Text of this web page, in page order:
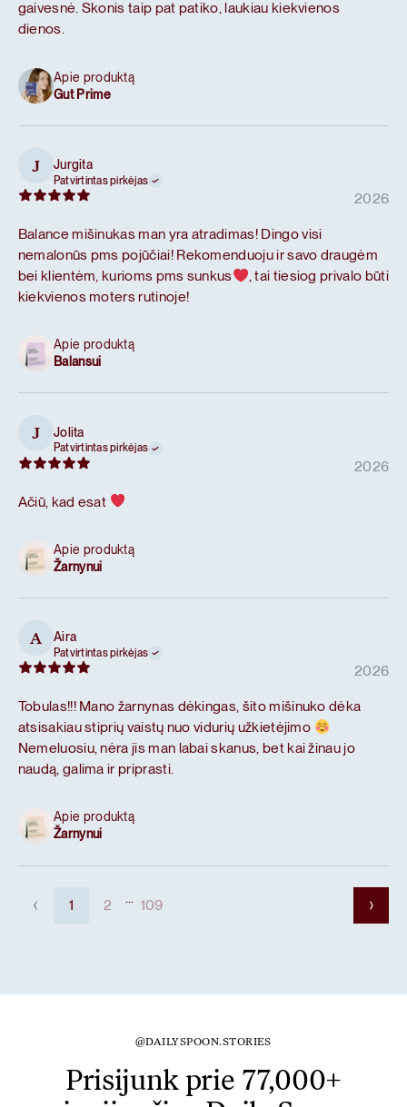
gaivesnė. Skonis taip pat patiko, laukiau kiekvienos
dienos.
Apie produktą
Gut Prime
J Jurgita
Patvirtintas pirkėjas
2026
Balance mišinukas man yra atradimas! Dingo visi
nemalonūs pms pojūčiai! Rekomenduoju ir savo draugėm
bei klientėm, kurioms pms sunkus
, tai tiesiog privalo būti
kiekvienos moters rutinoje!
Apie produktą
Balansui
J Jolita
Patvirtintas pirkėjas
2026
Ačiū, kad esat
Apie produktą
Žarnynui
A Aira
Patvirtintas pirkėjas
2026
Tobulas!!! Mano žarnynas dėkingas, šito mišinuko dėka
atsisakiau stiprių vaistų nuo vidurių užkietėjimo
Nemeluosiu, nėra jis man labai skanus, bet kai žinau jo
naudą, galima ir priprasti.
Apie produktą
Žarnynui
1 2 ... 109
@DAILYSPOON.STORIES
Prisijunk prie 77,000+